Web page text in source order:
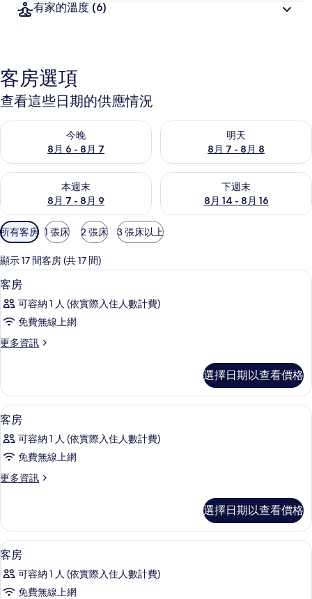
有家的溫度 (6)
客房選項
查看這些日期的供應情況
今晚
8月 6 - 8月 7
查看今晚 (8月 6 - 8月 7) 的供應情況
明天
8月 7 - 8月 8
查看明天 (8月 7 - 8月 8) 的供
本週末
8月 7 - 8月 9
查看本週末 (8月 7 - 8月 9) 的供應情況
下週末
8月 14 - 8月 16
查看下週末 (8月 14 - 8月 16)
可
用
的
客
房
篩
選
件
所有客房 1 張床 2 張床 3 張床以上
顯示 17 間客房 (共 17 間)
顯
示
客
的
有
相
片
1
客房
可容納 1 人 (依實際入住人數計費)
免費無線上網
更多資訊
更
的
詳
情
選擇日期以查看價格
顯
示
客
的
有
相
片
1
客房
可容納 1 人 (依實際入住人數計費)
免費無線上網
更多資訊
更
的
詳
情
選擇日期以查看價格
顯
示
客
1
客房
可容納 1 人 (依實際入住人數計費)
免費無線上網